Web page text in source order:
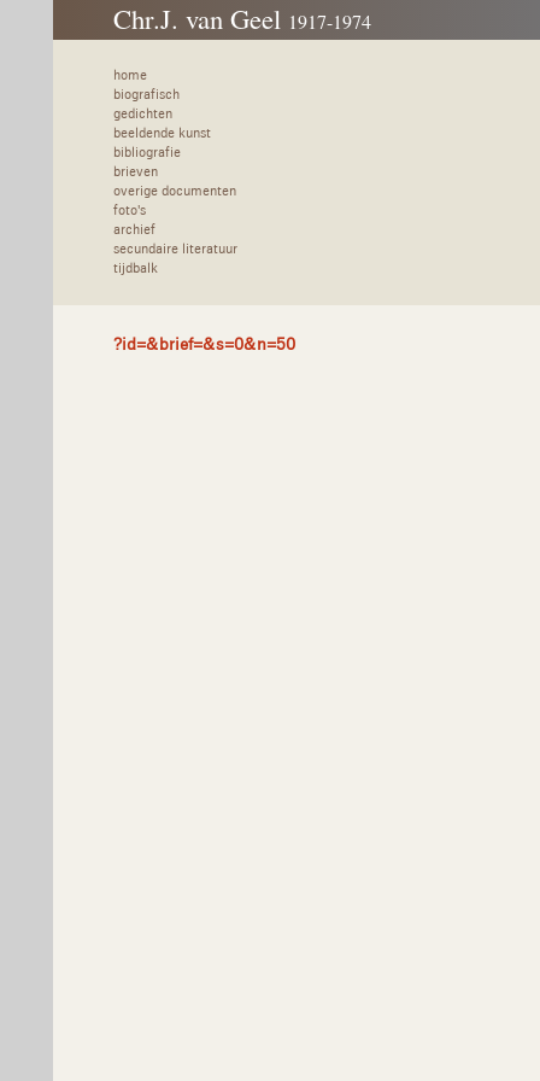
Chr.J. van Geel 1917-1974
home
biografisch
gedichten
beeldende kunst
bibliografie
brieven
overige documenten
foto's
archief
secundaire literatuur
tijdbalk
?id=&brief=&s=0&n=50